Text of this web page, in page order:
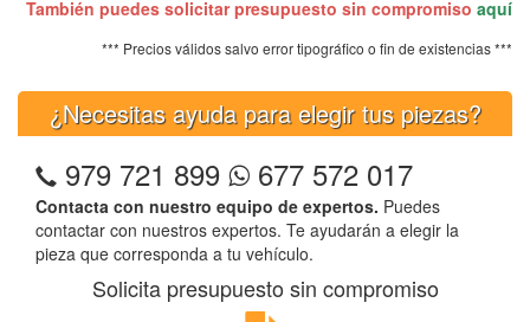
También puedes solicitar presupuesto sin compromiso aquí
*** Precios válidos salvo error tipográfico o fin de existencias ***
¿Necesitas ayuda para elegir tus piezas?
979 721 899 677 572 017
Contacta con nuestro equipo de expertos. Puedes
contactar con nuestros expertos. Te ayudarán a elegir la
pieza que corresponda a tu vehículo.
Solicita presupuesto sin compromiso